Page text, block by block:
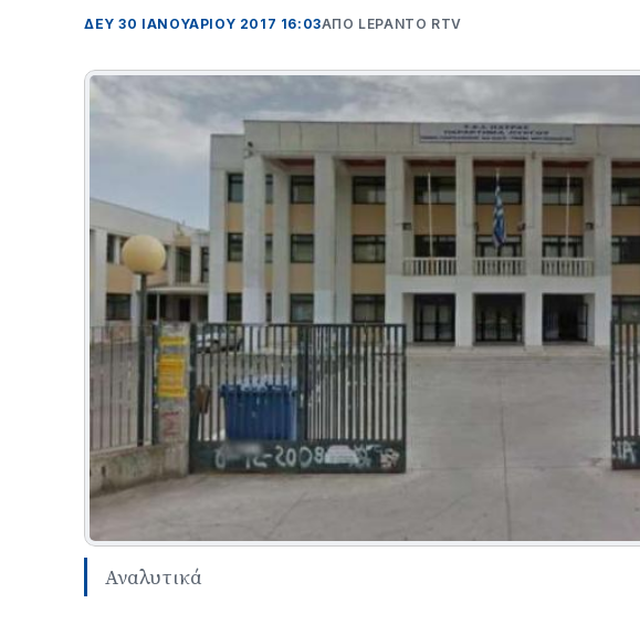
ΔΕΥ 30 ΙΑΝΟΥΑΡΊΟΥ 2017 16:03ΑΠΌ LEPANTO RTV
Αναλυτικά